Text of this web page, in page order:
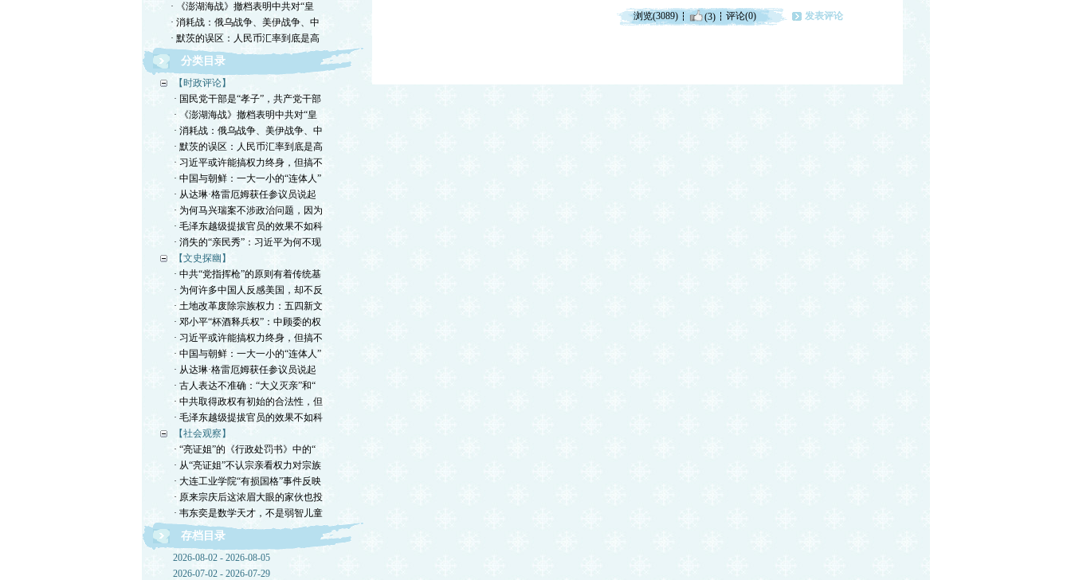
· 《澎湖海战》撤档表明中共对“皇
· 消耗战：俄乌战争、美伊战争、中
· 默茨的误区：人民币汇率到底是高
分类目录
【时政评论】
· 国民党干部是“孝子”，共产党干部
· 《澎湖海战》撤档表明中共对“皇
· 消耗战：俄乌战争、美伊战争、中
· 默茨的误区：人民币汇率到底是高
· 习近平或许能搞权力终身，但搞不
· 中国与朝鲜：一大一小的“连体人”
· 从达琳·格雷厄姆获任参议员说起
· 为何马兴瑞案不涉政治问题，因为
· 毛泽东越级提拔官员的效果不如科
· 消失的“亲民秀”：习近平为何不现
【文史探幽】
· 中共“党指挥枪”的原则有着传统基
· 为何许多中国人反感美国，却不反
· 土地改革废除宗族权力：五四新文
· 邓小平“杯酒释兵权”：中顾委的权
· 习近平或许能搞权力终身，但搞不
· 中国与朝鲜：一大一小的“连体人”
· 从达琳·格雷厄姆获任参议员说起
· 古人表达不准确：“大义灭亲”和“
· 中共取得政权有初始的合法性，但
· 毛泽东越级提拔官员的效果不如科
【社会观察】
· “亮证姐”的《行政处罚书》中的“
· 从“亮证姐”不认宗亲看权力对宗族
· 大连工业学院“有损国格”事件反映
· 原来宗庆后这浓眉大眼的家伙也投
· 韦东奕是数学天才，不是弱智儿童
存档目录
2026-08-02 - 2026-08-05
2026-07-02 - 2026-07-29
浏览(3089) (3) 评论(0) 发表评论